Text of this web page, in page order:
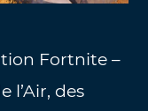
Fortnite –
l’Air, des